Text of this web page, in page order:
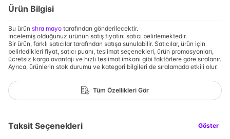
Ürün Bilgisi
Bu ürün shra mayo tarafından gönderilecektir.
İncelemiş olduğunuz ürünün satış fiyatını satıcı belirlemektedir.
Bir ürün, farklı satıcılar tarafından satışa sunulabilir. Satıcılar, ürün için
belirledikleri fiyat, satıcı puanı, teslimat seçenekleri, ürün promosyonları,
ücretsiz kargo avantajı ve hızlı teslimat imkanı gibi faktörlere göre sıralanır.
Ayrıca, ürünlerin stok durumu ve kategori bilgileri de sıralamada etkili olur.
Tüm Özellikleri Gör
Taksit Seçenekleri Göster